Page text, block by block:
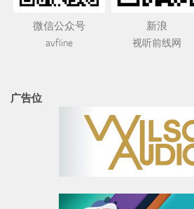
微信公众号
avfline
新浪
视听前线网
广告位